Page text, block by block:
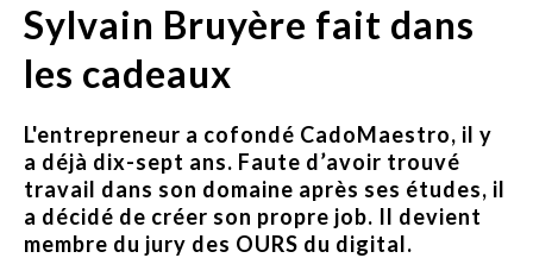
Sylvain Bruyère fait dans
les cadeaux
L'entrepreneur a cofondé CadoMaestro, il y
a déjà dix-sept ans. Faute d’avoir trouvé
travail dans son domaine après ses études, il
a décidé de créer son propre job. Il devient
membre du jury des OURS du digital.